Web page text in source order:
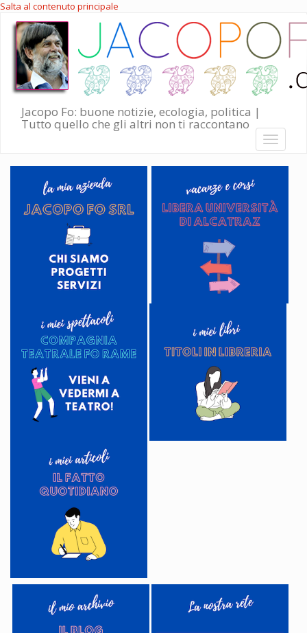
Salta al contenuto principale
Jacopo Fo: buone notizie, ecologia, politica |
Tutto quello che gli altri non ti raccontano
Toggle